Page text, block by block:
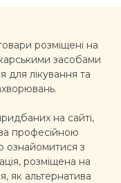
розміщені на
засобами
для лікування та
на сайті,
професійною
ознайомитися з
розміщена на
як альтернатива